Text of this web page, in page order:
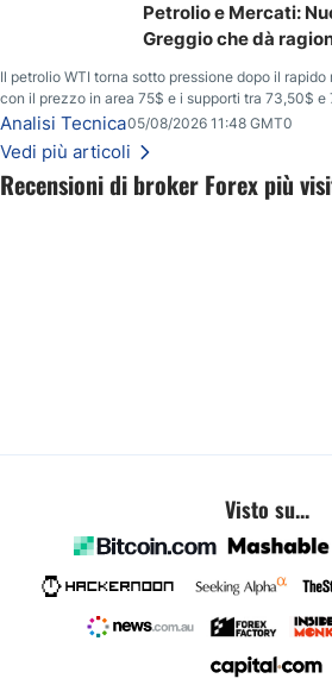
Recensioni di broker Forex più
Petrolio e Mercati:
Greggio che dà
Il petrolio WTI torna sotto pressione dopo il
con il prezzo in area 75$ e i supporti tra 73,50$
ribasso potrà estendersi verso quota 70$.
Analisi Tecnica05/08/2026 11:48 GMT0
Vedi più articoli
Visto su...